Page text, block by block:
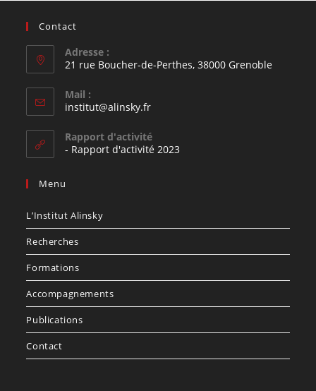
Contact
Adresse :
21 rue Boucher-de-Perthes, 38000 Grenoble
Mail :
institut@alinsky.fr
Rapport d'activité
- Rapport d'activité 2023
Menu
L’Institut Alinsky
Recherches
Formations
Accompagnements
Publications
Contact